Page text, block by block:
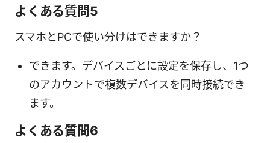
よくある質問5
スマホとPCで使い分けはできますか？
できます。デバイスごとに設定を保存し、1つ
のアカウントで複数デバイスを同時接続でき
ます。
よくある質問6